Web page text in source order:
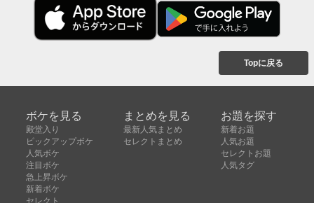
Topに戻る
ボケを見る
殿堂入り
ピックアップボケ
人気ボケ
注目ボケ
急上昇ボケ
新着ボケ
セレクト
まとめを見る
最新人気まとめ
セレクトまとめ
お題を探す
新着お題
人気お題
セレクトお題
人気タグ